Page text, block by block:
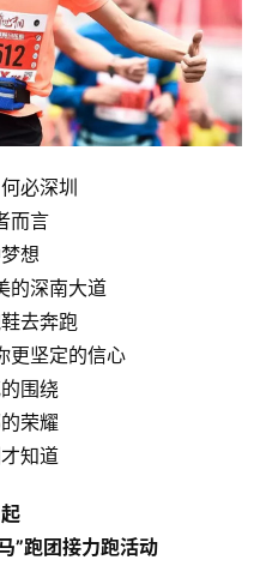
必深圳
而言
想
的深南大道
去奔跑
更坚定的信心
围绕
荣耀
知道
”跑团接力跑活动